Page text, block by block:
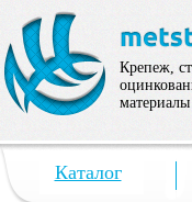
Крепеж,
материалы
Каталог